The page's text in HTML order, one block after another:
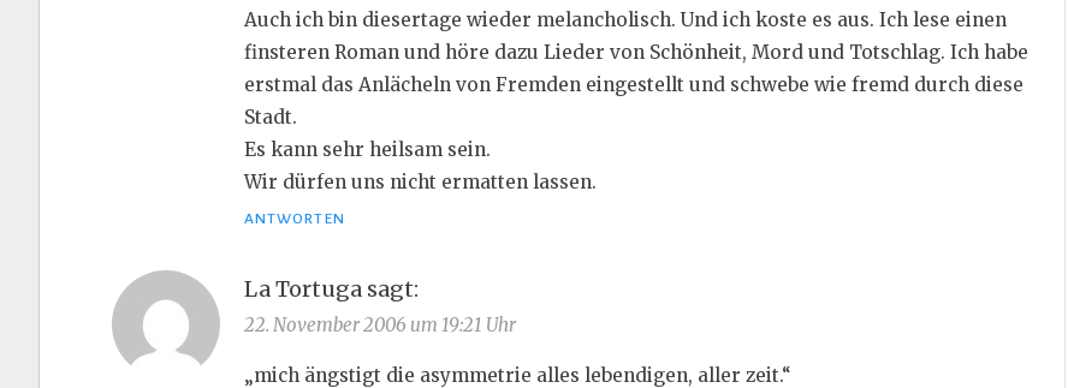
Auch ich bin diesertage wieder melancholisch. Und ich koste es aus. Ich lese einen
finsteren Roman und höre dazu Lieder von Schönheit, Mord und Totschlag. Ich habe
erstmal das Anlächeln von Fremden eingestellt und schwebe wie fremd durch diese
Stadt.
Es kann sehr heilsam sein.
Wir dürfen uns nicht ermatten lassen.
ANTWORTEN
La Tortuga sagt:
22. November 2006 um 19:21 Uhr
„mich ängstigt die asymmetrie alles lebendigen, aller zeit.“